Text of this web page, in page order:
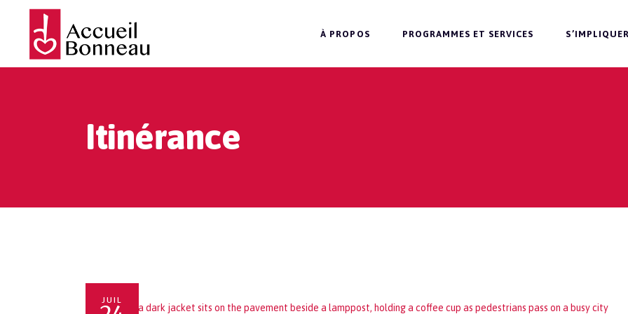
À PROPOS PROGRAMMES ET SERVICES S’IMPLIQUER
Itinérance
JUIL